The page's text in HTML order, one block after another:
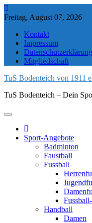
Skip
to
Freitag, August 07, 2026
Kontakt
Impressum
Datenschutzerklärung
Mitgliedschaft
TuS Bodenteich von 1911
TuS Bodenteich – Dein
Sport-Angebote
Badminton
Faustball
Fussball
Handball
Damen